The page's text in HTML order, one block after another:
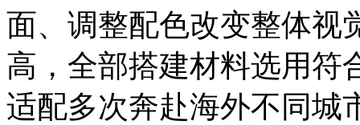
面、调整配色改变整体视
高，全部搭建材料选用符
适配多次奔赴海外不同城